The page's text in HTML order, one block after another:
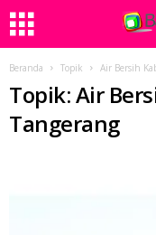
Beranda Topik Air Bersih
Topik: Air
Tangerang